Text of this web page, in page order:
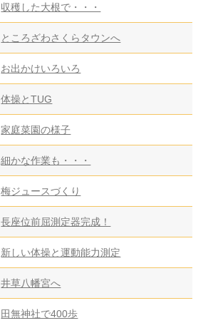
収穫した大根で・・・
ところざわさくらタウンへ
お出かけいろいろ
体操とTUG
家庭菜園の様子
細かな作業も・・・
梅ジュースづくり
長座位前屈測定器完成！
新しい体操と運動能力測定
井草八幡宮へ
田無神社で400歩